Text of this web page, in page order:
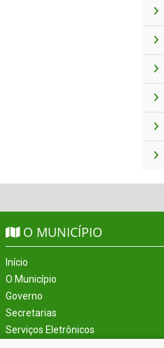
O MUNICÍPIO
Início
O Município
Governo
Secretarias
Serviços Eletrônicos